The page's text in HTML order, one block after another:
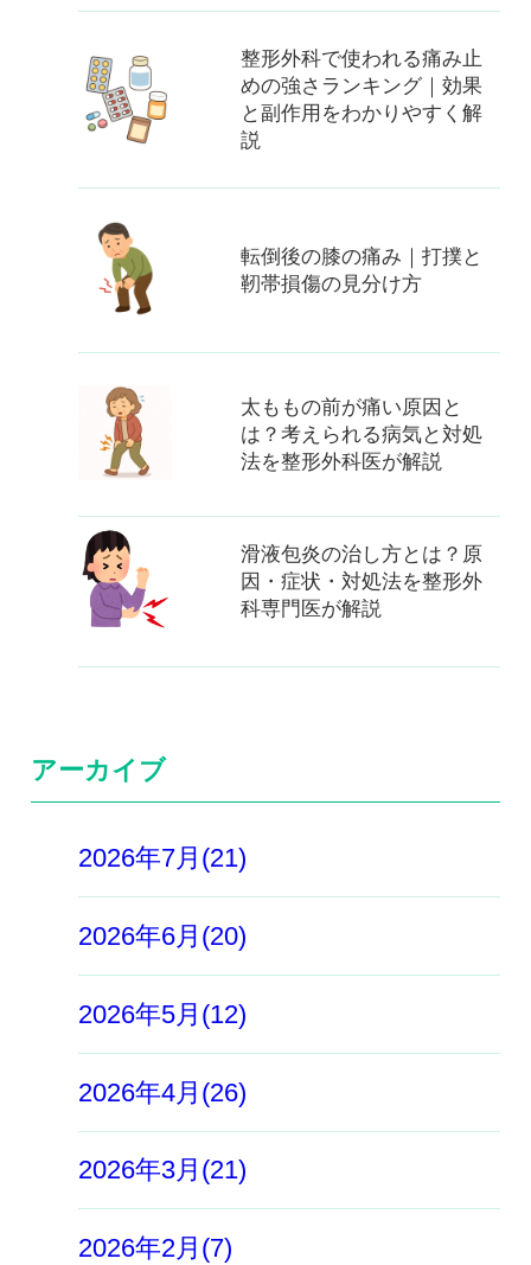
整形外科で使われる痛み止
めの強さランキング｜効果
と副作用をわかりやすく解
説
転倒後の膝の痛み｜打撲と
靭帯損傷の見分け方
太ももの前が痛い原因と
は？考えられる病気と対処
法を整形外科医が解説
滑液包炎の治し方とは？原
因・症状・対処法を整形外
科専門医が解説
アーカイブ
2026年7月(21)
2026年6月(20)
2026年5月(12)
2026年4月(26)
2026年3月(21)
2026年2月(7)